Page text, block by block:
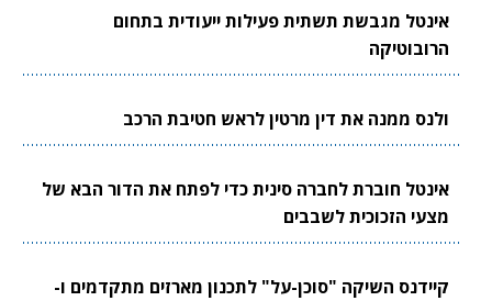
אינטל מגבשת תשתית פעילות ייעודית בתחום
הרובוטיקה
ולנס ממנה את דין מרטין לראש חטיבת הרכב
אינטל חוברת לחברה סינית כדי לפתח את הדור הבא של
מצעי הזכוכית לשבבים
קיידנס השיקה "סוכן-על" לתכנון מארזים מתקדמים ו-